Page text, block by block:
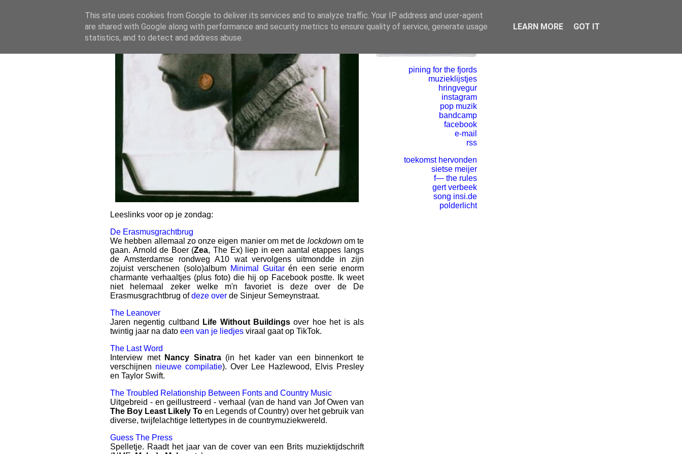
17.1.21 (
Leeslinks voor op je zondag:
De Erasmusgrachtbrug
We hebben allemaal zo onze eigen manier om met de lockdownom te
gaan. Arnold de Boer (Zea, The Ex) liep in een aantal etappes langs
de Amsterdamse rondweg A10 wat vervolgens uitmondde in zijn
zojuist verschenen (solo)album Minimal Guitarén een serie enorm
charmante verhaaltjes (plus foto) die hij op Facebook postte. Ik weet
niet helemaal zeker welke m'n favoriet is deze over de De
Erasmusgrachtbrug ofdeze over de Sinjeur Semeynstraat.
The Leanover
Jaren negentig cultband
Life Without Buildings over hoe het is als
twintig jaar na dato een van je liedjes viraal gaat op TikTok.
The Last Word
Interview met Nancy Sinatra(in het kader van een binnenkort te
verschijnen nieuwe compilatie). Over Lee Hazlewood, Elvis Presley
en Taylor Swift.
The Troubled Relationship Between Fonts and Country Music
Uitgebreid - en geillustreerd - verhaal (van de hand van Jof Owen van
The Boy Least Likely To en Legends of Country) over het gebruik van
diverse, twijfelachtige lettertypes in de countrymuziekwereld.
Guess The Press
Spelletje. Raadt het jaar van de cover van een Brits muziektijdschrift
pining for the fjords
muzieklijstjes
hringvegur
instagram
pop muzik
bandcamp
facebook
e-mail
rss
toekomst hervonden
sietse meijer
f— the rules
gert verbeek
song insi.de
polderlicht
This site uses cookies from Google to deliver its services and to analyze traffic. Your IP address and user-agent
are shared with Google along with performance and security metrics to ensure quality of service, generate usage
statistics, and to detect and address abuse.
LEARN MORE GOT IT